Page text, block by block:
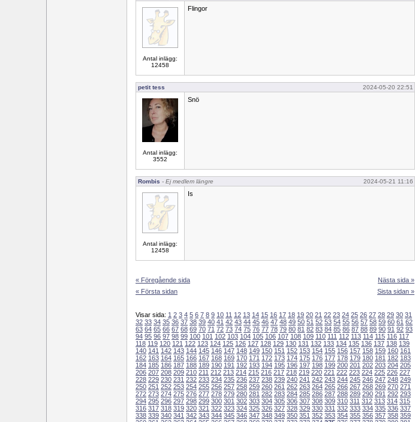
Antal inlägg:
12458
Flingor
petit tess 2024-05-20 22:51
Antal inlägg:
3552
Snö
Rombis - Ej medlem längre 2024-05-21 11:16
Antal inlägg:
12458
Is
« Föregående sida
« Första sidan
Nästa sida »
Sista sidan »
Visar sida: 1 2 3 4 5 6 7 8 9 10 11 12 13 14 15 16 17 18 19 20 21 22 23 24 25 26 27 28 29 30 31
32 33 34 35 36 37 38 39 40 41 42 43 44 45 46 47 48 49 50 51 52 53 54 55 56 57 58 59 60 61 62
63 64 65 66 67 68 69 70 71 72 73 74 75 76 77 78 79 80 81 82 83 84 85 86 87 88 89 90 91 92 93
94 95 96 97 98 99 100 101 102 103 104 105 106 107 108 109 110 111 112 113 114 115 116 117
118 119 120 121 122 123 124 125 126 127 128 129 130 131 132 133 134 135 136 137 138 139
140 141 142 143 144 145 146 147 148 149 150 151 152 153 154 155 156 157 158 159 160 161
162 163 164 165 166 167 168 169 170 171 172 173 174 175 176 177 178 179 180 181 182 183
184 185 186 187 188 189 190 191 192 193 194 195 196 197 198 199 200 201 202 203 204 205
206 207 208 209 210 211 212 213 214 215 216 217 218 219 220 221 222 223 224 225 226 227
228 229 230 231 232 233 234 235 236 237 238 239 240 241 242 243 244 245 246 247 248 249
250 251 252 253 254 255 256 257 258 259 260 261 262 263 264 265 266 267 268 269 270 271
272 273 274 275 276 277 278 279 280 281 282 283 284 285 286 287 288 289 290 291 292 293
294 295 296 297 298 299 300 301 302 303 304 305 306 307 308 309 310 311 312 313 314 315
316 317 318 319 320 321 322 323 324 325 326 327 328 329 330 331 332 333 334 335 336 337
338 339 340 341 342 343 344 345 346 347 348 349 350 351 352 353 354 355 356 357 358 359